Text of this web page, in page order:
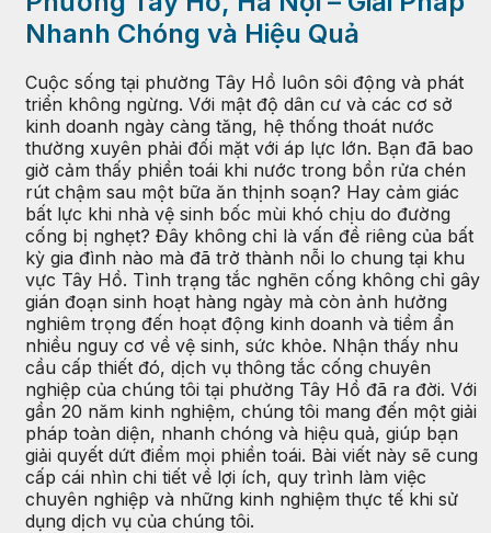
Nhanh Chóng và Hiệu Quả
Cuộc sống tại phường Tây Hồ luôn sôi động và phát
triển không ngừng. Với mật độ dân cư và các cơ sở
kinh doanh ngày càng tăng, hệ thống thoát nước
thường xuyên phải đối mặt với áp lực lớn. Bạn đã bao
giờ cảm thấy phiền toái khi nước trong bồn rửa chén
rút chậm sau một bữa ăn thịnh soạn? Hay cảm giác
bất lực khi nhà vệ sinh bốc mùi khó chịu do đường
cống bị nghẹt? Đây không chỉ là vấn đề riêng của bất
kỳ gia đình nào mà đã trở thành nỗi lo chung tại khu
vực Tây Hồ. Tình trạng tắc nghẽn cống không chỉ gây
gián đoạn sinh hoạt hàng ngày mà còn ảnh hưởng
nghiêm trọng đến hoạt động kinh doanh và tiềm ẩn
nhiều nguy cơ về vệ sinh, sức khỏe. Nhận thấy nhu
cầu cấp thiết đó, dịch vụ thông tắc cống chuyên
nghiệp của chúng tôi tại phường Tây Hồ đã ra đời. Với
gần 20 năm kinh nghiệm, chúng tôi mang đến một giải
pháp toàn diện, nhanh chóng và hiệu quả, giúp bạn
giải quyết dứt điểm mọi phiền toái. Bài viết này sẽ cung
cấp cái nhìn chi tiết về lợi ích, quy trình làm việc
chuyên nghiệp và những kinh nghiệm thực tế khi sử
dụng dịch vụ của chúng tôi.